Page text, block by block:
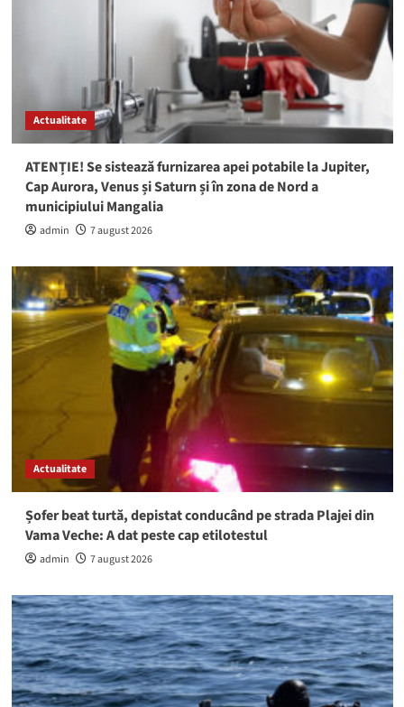
Actualitate
ATENȚIE! Se sistează furnizarea apei potabile la Jupiter,
Cap Aurora, Venus și Saturn și în zona de Nord a
municipiului Mangalia
admin 7 august 2026
Actualitate
Șofer beat turtă, depistat conducând pe strada Plajei din
Vama Veche: A dat peste cap etilotestul
admin 7 august 2026